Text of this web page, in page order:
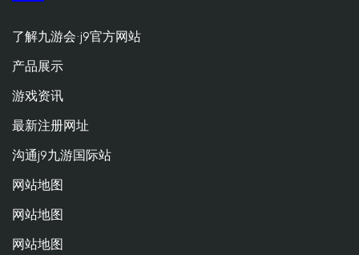
了解九游会·j9官方网站
产品展示
游戏资讯
最新注册网址
沟通j9九游国际站
网站地图
网站地图
网站地图